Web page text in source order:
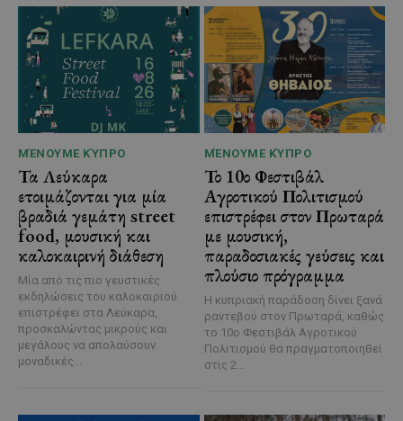
ΜΈΝΟΥΜΕ ΚΎΠΡΟ
Τα Λεύκαρα
ετοιμάζονται για μία
βραδιά γεμάτη street
food, μουσική και
καλοκαιρινή διάθεση
Μία από τις πιο γευστικές
εκδηλώσεις του καλοκαιριού
επιστρέφει στα Λεύκαρα,
προσκαλώντας μικρούς και
μεγάλους να απολαύσουν
μοναδικές...
ΜΈΝΟΥΜΕ ΚΎΠΡΟ
Το 10ο Φεστιβάλ
Αγροτικού Πολιτισμού
επιστρέφει στον Πρωταρά
με μουσική,
παραδοσιακές γεύσεις και
πλούσιο πρόγραμμα
Η κυπριακή παράδοση δίνει ξανά
ραντεβού στον Πρωταρά, καθώς
το 10ο Φεστιβάλ Αγροτικού
Πολιτισμού θα πραγματοποιηθεί
στις 2...